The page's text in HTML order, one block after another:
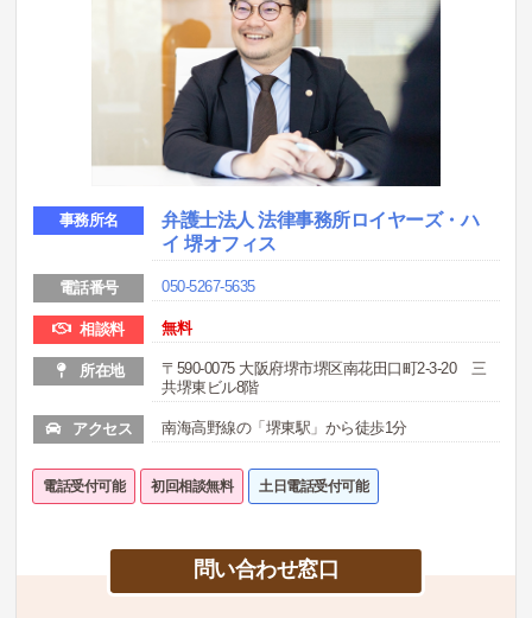
事務所名
弁護士法人 法律事務所ロイヤーズ・ハ
イ 堺オフィス
電話番号 050-5267-5635
相談料 無料
所在地
〒590-0075 大阪府堺市堺区南花田口町2-3-20 三
共堺東ビル8階
アクセス 南海高野線の「堺東駅」から徒歩1分
電話受付可能 初回相談無料 土日電話受付可能
問い合わせ窓口